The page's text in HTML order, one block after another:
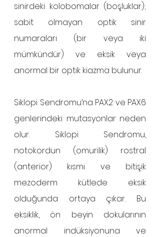
sinirdeki kolobomalar (boşluklar);
sabit olmayan optik sinir
numaraları (bir veya iki
mümkündür) ve eksik veya
anormal bir optik kiazma bulunur.
Siklopi Sendromu’na PAX2 ve PAX6
genlerindeki mutasyonlar neden
olur. Siklopi Sendromu,
notokordun (omurilik) rostral
(anterior) kısmı ve bitişik
mezoderm kütlede eksik
olduğunda ortaya çıkar. Bu
eksiklik, ön beyin dokularının
anormal indüksiyonuna ve